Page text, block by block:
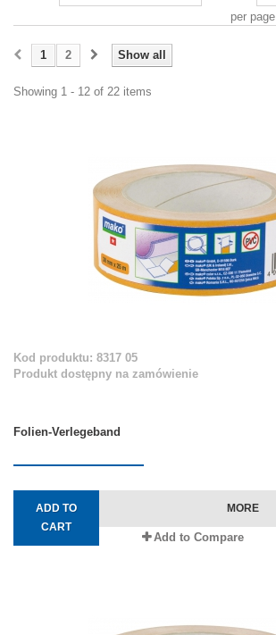
per page
Show all
1 2
Showing 1 - 12 of 22 items
Kod produktu: 8317 05
Produkt dostępny na zamówienie
Folien-Verlegeband
ADD TO
CART
MORE
Add to Compare